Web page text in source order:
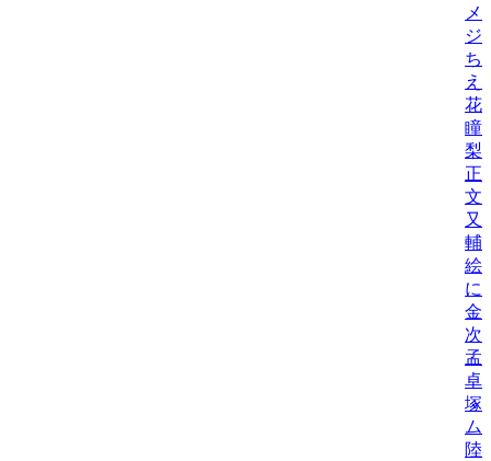
メ
ジ
ち
え
花
瞳/
梨
正
文
又
輔/
絵
に
金
次/
孟
卓
塚
ム
陸